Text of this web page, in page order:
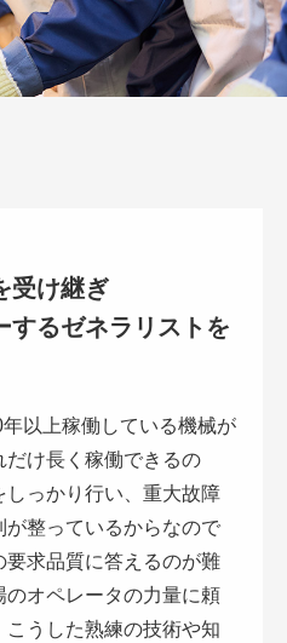
受け継ぎ
するゼネラリストを
以上稼働している機械が
だけ長く稼働できるの
っかり行い、重大故障
が整っているからなので
求品質に答えるのが難
のオペレータの力量に頼
うした熟練の技術や知